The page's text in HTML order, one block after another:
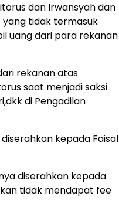
dan Irwansyah dan
yang tidak termasuk
uang dari para rekanan
rekanan atas
saat menjadi saksi
di Pengadilan
kepada Faisal
diserahkan kepada
tidak mendapat fee